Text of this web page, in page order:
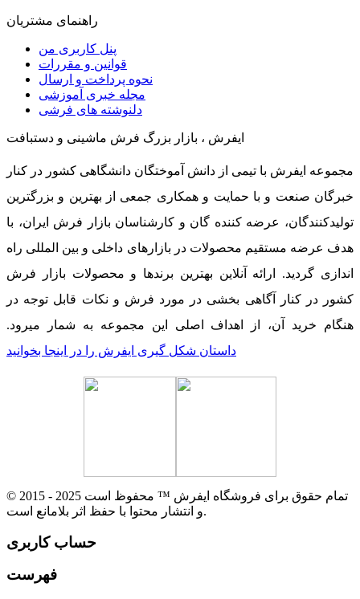
راهنمای مشتریان
پنل کاربری من
قوانین و مقررات
نحوه پرداخت و ارسال
مجله خبری آموزشی
دلنوشته های فرشی
ایفرش ، بازار بزرگ فرش ماشینی و دستبافت
مجموعه ایفرش با تیمی از دانش آموختگان دانشگاهی کشور در کنار
خبرگان صنعت و با حمایت و همکاری جمعی از بهترین و بزرگترین
تولیدکنندگان، عرضه کننده گان و کارشناسان بازار فرش ایران، با
هدف عرضه مستقیم محصولات در بازارهای داخلی و بین المللی راه
اندازی گردید. ارائه آنلاین بهترین برندها و محصولات بازار فرش
کشور در کنار آگاهی بخشی در مورد فرش و نکات قابل توجه در
هنگام خرید آن، از اهداف اصلی این مجموعه به شمار میرود.
داستان شکل گیری ایفرش را در اینجا بخوانید
© 2015 - 2025 تمام حقوق برای فروشگاه ایفرش ™ محفوظ است
و انتشار محتوا با حفظ اثر بلامانع است.
حساب کاربری
فهرست